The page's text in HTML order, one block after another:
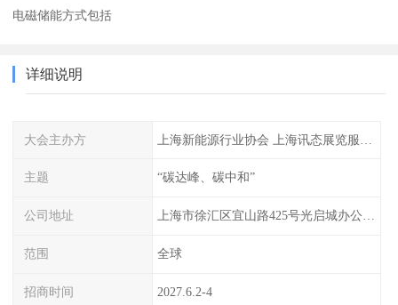
电磁储能方式包括
详细说明
大会主办方
主题 “碳达峰、碳中和”
公司地址 上海市徐汇区宜山路425号光启城办公楼905-907室
范围 全球
招商时间 2027.6.2-4